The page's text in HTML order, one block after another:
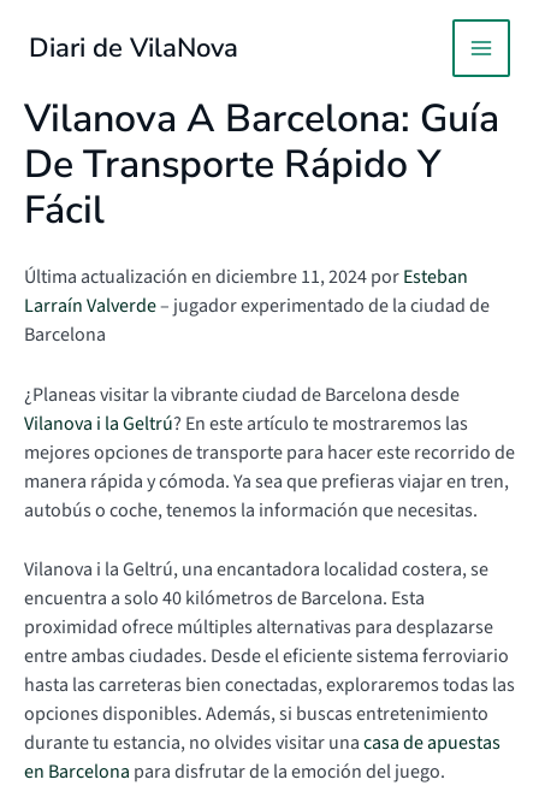
Diari de VilaNova
MAIN
Vilanova A Barcelona: Guía
De Transporte Rápido Y
Fácil
Última actualización en diciembre 11, 2024 porEsteban
Larraín Valverde– jugador experimentado de la ciudad de
Barcelona
¿Planeas visitar la vibrante ciudad de Barcelona desde
Vilanova i la Geltrú? En este artículo te mostraremos las
mejores opciones de transporte para hacer este recorrido de
manera rápida y cómoda. Ya sea que prefieras viajar en tren,
autobús o coche, tenemos la información que necesitas.
Vilanova i la Geltrú, una encantadora localidad costera, se
encuentra a solo 40 kilómetros de Barcelona. Esta
proximidad ofrece múltiples alternativas para desplazarse
entre ambas ciudades. Desde el eficiente sistema ferroviario
hasta las carreteras bien conectadas, exploraremos todas las
opciones disponibles. Además, si buscas entretenimiento
durante tu estancia, no olvides visitar unacasa de apuestas
en Barcelona para disfrutar de la emoción del juego.